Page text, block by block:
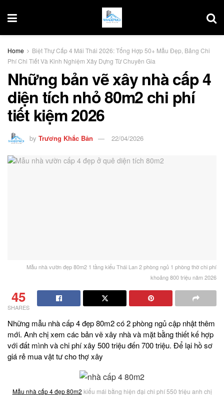
Home
Biệt Thự Cấp 4 Mái Thái 2026: Tổng Hợp 50+ Mẫu Đẹp, Bảng Chi
Phí Chi Tiết Và Kinh Nghiệm Xây Dựng Từ Chuyên Gia
Những bản vẽ xây nhà cấp 4
diện tích nhỏ 80m2 chi phí
tiết kiệm 2026
by Trương Khắc Bản 22/04/2026
Mẫu nhà vườn đẹp 80m2 1 tầng kiểu Thái Lan 2 phòng ngủ 1 phòng thờ chi phí
khoảng 800 triệu năm 2026
45
SHARES
Những mẫu nhà cấp 4 đẹp 80m2 có 2 phòng ngủ cập nhật thêm
mới. Anh chị xem các bản vẽ xây nhà và mặt bằng thiết kế hợp
với đất mình và chi phí xây 500 triệu đến 700 triệu. Để lại hồ sơ
giá rẻ mua vật tư cho thợ xây
Mẫu nhà cấp 4 đẹp 80m2 kiểu mái bằng hiện đại chi phí 550 triệu anh chị